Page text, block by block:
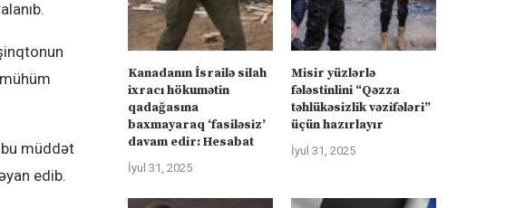
müddət
edib.
Kanadanın İsrailə silah
ixracı hökumətin
qadağasına
baxmayaraq ‘fasiləsiz’
davam edir: Hesabat
İyul 31, 2025
Misir yüzlərlə
fələstinlini “Qəzza
təhlükəsizlik vəzifələri”
üçün hazırlayır
İyul 31, 2025